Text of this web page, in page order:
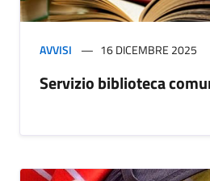
AVVISI 16 DICEMBRE 2025
Servizio biblioteca